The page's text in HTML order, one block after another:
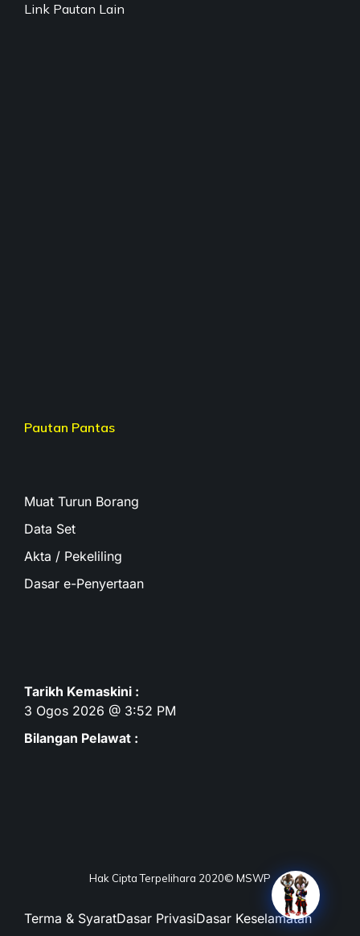
Link Pautan Lain
Pautan Pantas
Muat Turun Borang
Data Set
Akta / Pekeliling
Dasar e-Penyertaan
Tarikh Kemaskini :
3 Ogos 2026 @ 3:52 PM
Bilangan Pelawat :
Hak Cipta Terpelihara 2020© MSWP
Terma & SyaratDasar PrivasiDasar Keselamatan